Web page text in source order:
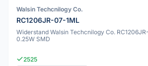
Walsin Techcnilogy Co.
RC1206JR-07-1ML
Widerstand Walsin Techcnilogy Co.
0.25W SMD
2525